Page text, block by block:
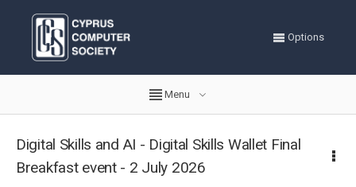
Options
Menu
Digital Skills and AI - Digital Skills Wallet Final
Breakfast event - 2 July 2026